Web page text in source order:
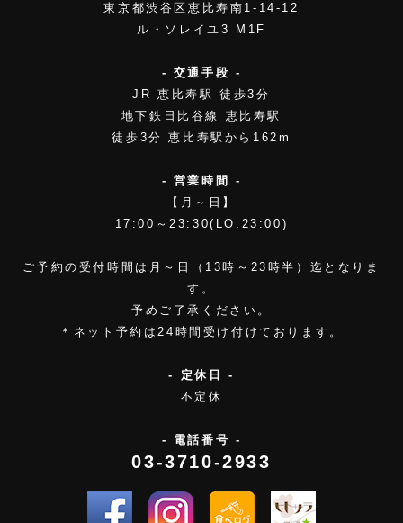
東京都渋谷区恵比寿南1-14-12
ル・ソレイユ3 M1F
- 交通手段 -
JR 恵比寿駅 徒歩3分
地下鉄日比谷線 恵比寿駅
徒歩3分 恵比寿駅から162m
- 営業時間 -
【月～日】
17:00～23:30(LO.23:00)
ご予約の受付時間は月～日（13時～23時半）迄となりま
す。
予めご了承ください。
＊ネット予約は24時間受け付けております。
- 定休日 -
不定休
- 電話番号 -
03-3710-2933